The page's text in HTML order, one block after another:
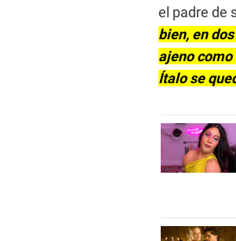
el padre de
bien, en
ajeno
Ítalo se